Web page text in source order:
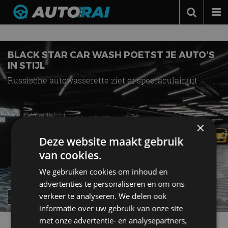
Podcast
Automerken
Adverteren
Nieuws over
BLACK STAR CAR WASH POETST JE AUTO’S
IN STIJL
Russische autowasserette ziet er spectaculair uit
×
Deze website maakt gebruik
van cookies.
We gebruiken cookies om inhoud en
advertenties te personaliseren en om ons
verkeer te analyseren. We delen ook
informatie over uw gebruik van onze site
met onze advertentie- en analysepartners,